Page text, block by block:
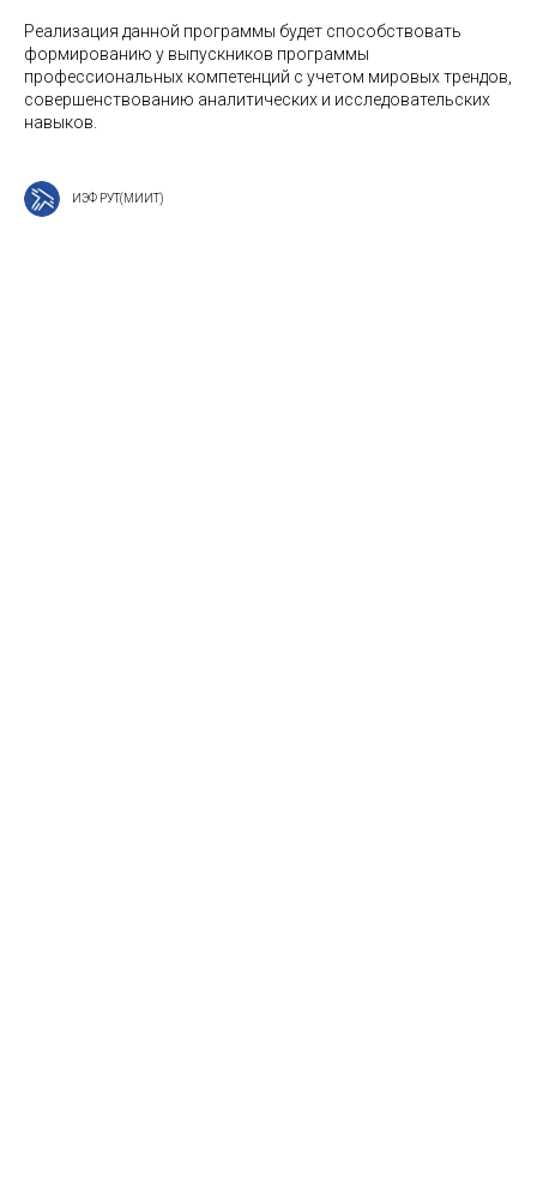
Реализация данной программы будет способствовать
формированию у выпускников программы
профессиональных компетенций с учетом мировых трендов,
совершенствованию аналитических и исследовательских
навыков.
ИЭФ РУТ(МИИТ)